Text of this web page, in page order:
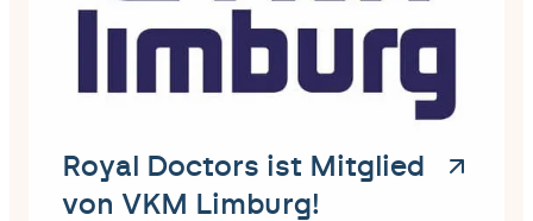
Royal Doctors ist Mitglied
von VKM Limburg!